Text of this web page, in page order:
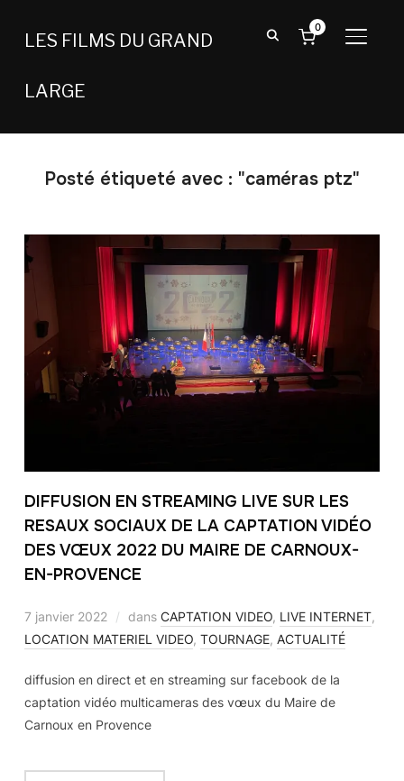
LES FILMS DU GRAND
LARGE
0
Posté étiqueté avec : "caméras ptz"
DIFFUSION EN STREAMING LIVE SUR LES
RESAUX SOCIAUX DE LA CAPTATION VIDÉO
DES VŒUX 2022 DU MAIRE DE CARNOUX-
EN-PROVENCE
7 janvier 2022 dans CAPTATION VIDEO, LIVE INTERNET,
LOCATION MATERIEL VIDEO, TOURNAGE, ACTUALITÉ
diffusion en direct et en streaming sur facebook de la
captation vidéo multicameras des vœux du Maire de
Carnoux en Provence